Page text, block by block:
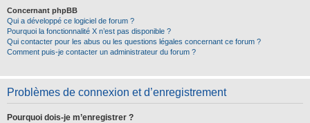
Concernant phpBB
Qui a développé ce logiciel de forum ?
Pourquoi la fonctionnalité X n’est pas disponible ?
Qui contacter pour les abus ou les questions légales concernant ce forum ?
Comment puis-je contacter un administrateur du forum ?
Problèmes de connexion et d’enregistrement
Pourquoi dois-je m’enregistrer ?